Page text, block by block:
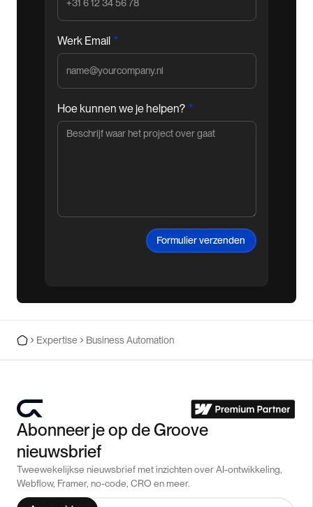
Werk Email *
Hoe kunnen we je helpen? *
Expertise Business Automation
Abonneer je op de Groove
nieuwsbrief
Tweewekelijkse nieuwsbrief met inzichten over AI-ontwikkeling,
Webflow, Framer, no-code, CRO en meer.